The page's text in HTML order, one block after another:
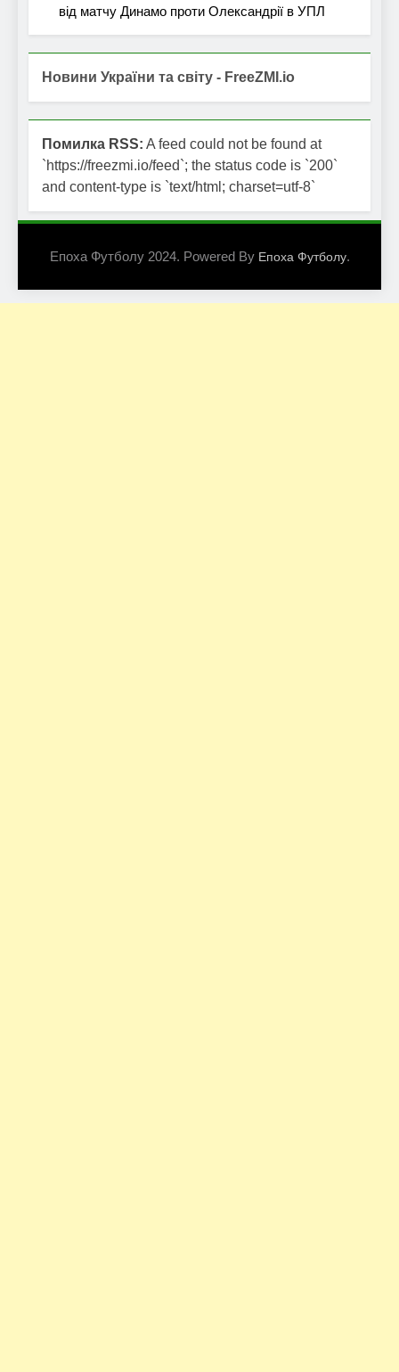
від матчу Динамо проти Олександрії в УПЛ
Новини України та світу - FreeZMI.io
Помилка RSS: A feed could not be found at
`https://freezmi.io/feed`; the status code is `200`
and content-type is `text/html; charset=utf-8`
Епоха Футболу 2024. Powered By Епоха Футболу.